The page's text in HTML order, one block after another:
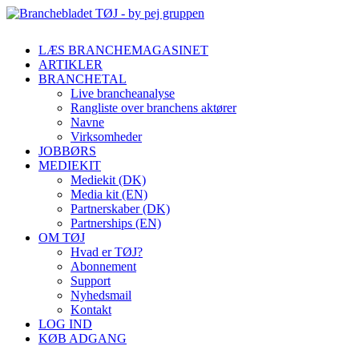
LÆS BRANCHEMAGASINET
ARTIKLER
BRANCHETAL
Live brancheanalyse
Rangliste over branchens aktører
Navne
Virksomheder
JOBBØRS
MEDIEKIT
Mediekit (DK)
Media kit (EN)
Partnerskaber (DK)
Partnerships (EN)
OM TØJ
Hvad er TØJ?
Abonnement
Support
Nyhedsmail
Kontakt
LOG IND
KØB ADGANG